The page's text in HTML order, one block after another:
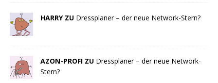
HARRY ZU Dressplaner – der neue Network-Stern?
AZON-PROFI ZU Dressplaner – der neue Network-
Stern?